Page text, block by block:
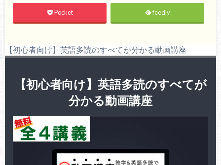
Pocket feedly
【初心者向け】英語多読のすべてが分かる動画講座
【初心者向け】英語多読のすべてが
分かる動画講座